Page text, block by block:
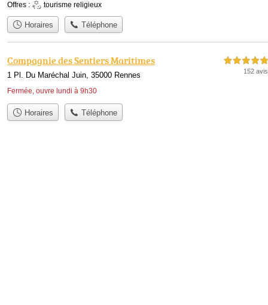
Offres : tourisme religieux
Horaires Téléphone
Compagnie des Sentiers Maritimes
1 Pl. Du Maréchal Juin, 35000 Rennes
Fermée, ouvre lundi à 9h30
5,0 étoiles sur 5
152 avis
Horaires Téléphone